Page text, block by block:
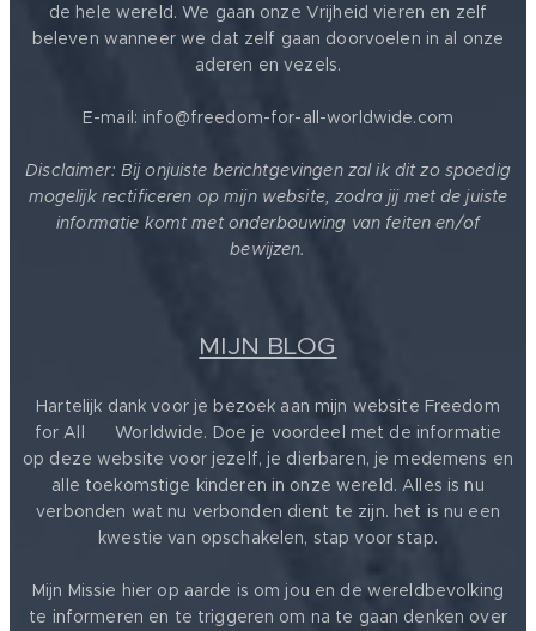
de hele wereld. We gaan onze Vrijheid vieren en zelf
beleven wanneer we dat zelf gaan doorvoelen in al onze
aderen en vezels.
E-mail: info@freedom-for-all-worldwide.com
Disclaimer: Bij onjuiste berichtgevingen zal ik dit zo spoedig
mogelijk rectificeren op mijn website, zodra jij met de juiste
informatie komt met onderbouwing van feiten en/of
bewijzen.
MIJN BLOG
Hartelijk dank voor je bezoek aan mijn website Freedom
for All ❤️ Worldwide. Doe je voordeel met de informatie
op deze website voor jezelf, je dierbaren, je medemens en
alle toekomstige kinderen in onze wereld. Alles is nu
verbonden wat nu verbonden dient te zijn. het is nu een
kwestie van opschakelen, stap voor stap.
Mijn Missie hier op aarde is om jou en de wereldbevolking
te informeren en te triggeren om na te gaan denken over